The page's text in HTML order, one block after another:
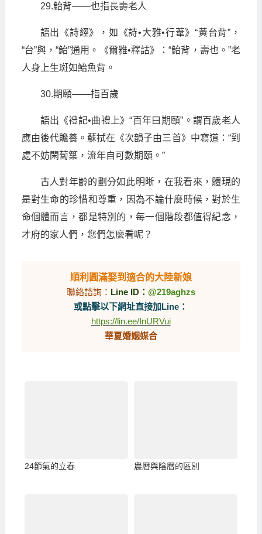
29.鮐背——也指長壽老人
語出《詩經》，如《詩•大雅•行葦》“黃台背”，
“台”與，“鮐”通用。《爾雅•釋詁》：“鮐背，壽也。”老
人身上生斑如鮐魚背。
30.期頤——指百歲
語出《禮記•曲禮上》“百年曰期頤”。謂百歲老人
應由後代贍養。蘇拭在《次韻子由三首》中寫道：“到
處不妨閑蔔築，流年自可數期頤。”
古人對年齡的劃分如此明晰，在我看來，體現的
是對生命的珍惜和尊重，因為不論什麼時候，對於生
命個體而言，都是特別的，每一個階段都值得紀念，
才府的家人們，您們怎麼看呢？
順利圓滿娶到適合的大陸新娘
聯絡諮詢： Line ID： @219aghzs
或點擊以下網址直接加Line：
https://lin.ee/InURVui
華夏婚姻媒合
24節氣的立春 農曆與陰曆的區別